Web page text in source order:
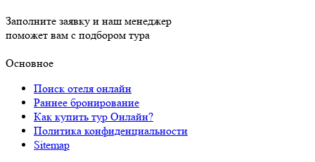
Заполните заявку и наш менеджер
поможет вам с подбором тура
Основное
Поиск отеля онлайн
Раннее бронирование
Как купить тур Онлайн?
Политика конфиденциальности
Sitemap